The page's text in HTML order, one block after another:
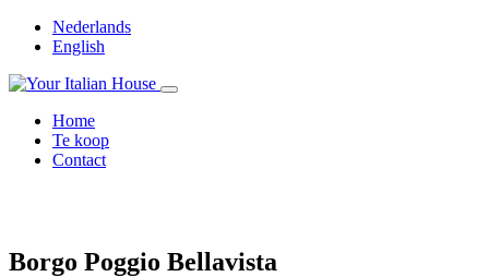
Nederlands
English
Home
Te koop
Contact
Borgo Poggio Bellavista